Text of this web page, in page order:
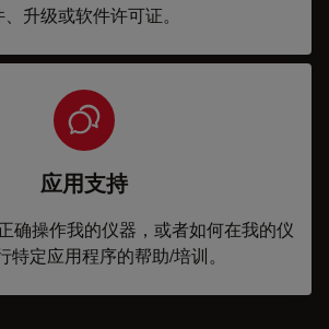
、升级或软件许可证。
应用支持
确操作我的仪器，或者如何在我的仪
特定应用程序的帮助/培训。